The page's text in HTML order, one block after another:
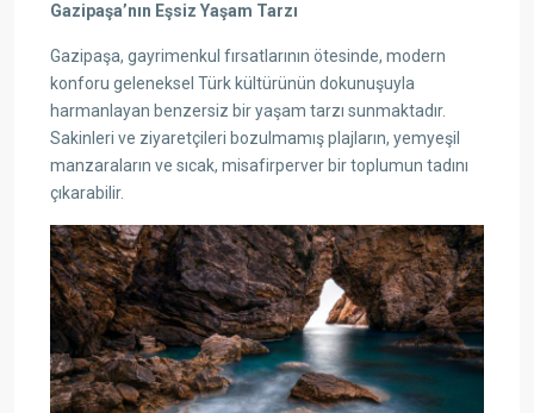
Gazipaşa’nın Eşsiz Yaşam Tarzı
Gazipaşa, gayrimenkul fırsatlarının ötesinde, modern
konforu geleneksel Türk kültürünün dokunuşuyla
harmanlayan benzersiz bir yaşam tarzı sunmaktadır.
Sakinleri ve ziyaretçileri bozulmamış plajların, yemyeşil
manzaraların ve sıcak, misafirperver bir toplumun tadını
çıkarabilir.